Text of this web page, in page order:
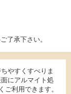
了承下さい。
やすくすべりま
にアルマイト処
ご利用できます。